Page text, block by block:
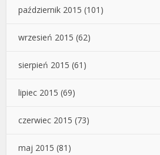
październik 2015 (101)
wrzesień 2015 (62)
sierpień 2015 (61)
lipiec 2015 (69)
czerwiec 2015 (73)
maj 2015 (81)